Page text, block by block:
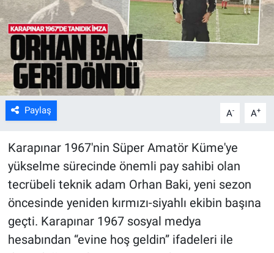
Paylaş A- A+
Karapınar 1967'nin Süper Amatör Küme'ye
yükselme sürecinde önemli pay sahibi olan
tecrübeli teknik adam Orhan Baki, yeni sezon
öncesinde yeniden kırmızı-siyahlı ekibin başına
geçti. Karapınar 1967 sosyal medya
hesabından “evine hoş geldin” ifadeleri ile